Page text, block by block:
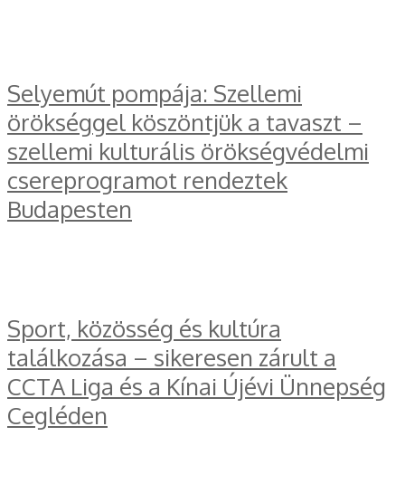
Selyemút pompája: Szellemi
örökséggel köszöntjük a tavaszt –
szellemi kulturális örökségvédelmi
csereprogramot rendeztek
Budapesten
Sport, közösség és kultúra
találkozása – sikeresen zárult a
CCTA Liga és a Kínai Újévi Ünnepség
Cegléden